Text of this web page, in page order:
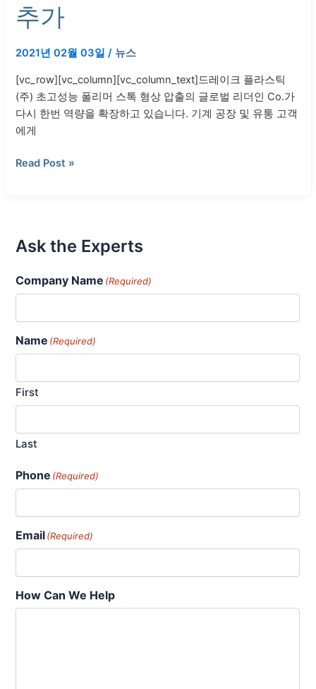
스
템
증
획
득
추가
2021년 02월 03일/ 뉴스
[vc_row][vc_column][vc_column_text]드레이크 플라스틱
(주) 초고성능 폴리머 스톡 형상 압출의 글로벌 리더인 Co.가
다시 한번 역량을 확장하고 있습니다. 기계 공장 및 유통 고객
에게
라
틱
주
식
회
사
절
추
Read Post »
Ask the Experts
Company Name (Required)
Name (Required)
First
Last
Phone (Required)
Email(Required)
How Can We Help